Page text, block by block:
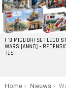
I 13 MIGLIORI SET LEGO
WARS [ANNO] –
TEST
You are here:
Home Nieuws Wat is